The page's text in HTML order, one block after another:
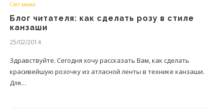
Світ мами
Блог читателя: как сделать розу в стиле
канзаши
25/02/2014
Здравствуйте. Сегодня хочу рассказать Вам, как сделать
красивейшую розочку из атласной ленты в технике канзаши.
Для…